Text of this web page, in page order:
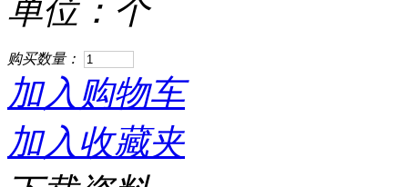
单位：个
购买数量：
加入购物车
加入收藏夹